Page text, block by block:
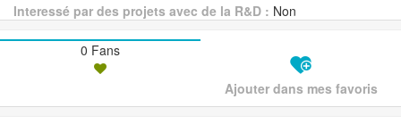
Interessé par des projets avec de la R&D : Non
0 Fans
Ajouter dans mes favoris